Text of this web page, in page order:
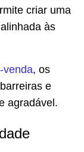
criar uma
às
venda, os
e
agradável.